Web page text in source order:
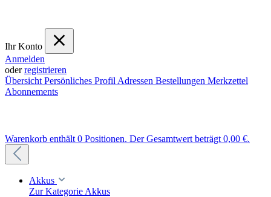
Ihr Konto
Anmelden
oderregistrieren
Übersicht Persönliches Profil Adressen Bestellungen Merkzettel
Abonnements
Warenkorb enthält 0 Positionen. Der Gesamtwert beträgt 0,00 €.
Akkus
Zur Kategorie Akkus